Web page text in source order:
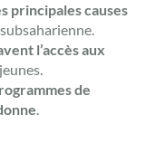
principales causes
l’accès aux
de
.